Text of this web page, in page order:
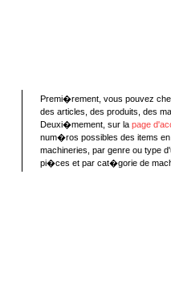
Premi�rement, vous pouvez
des articles, des produits, des
Deuxi�mement, sur la page
num�ros possibles des items
machineries, par genre ou type
pi�ces et par cat�gorie de